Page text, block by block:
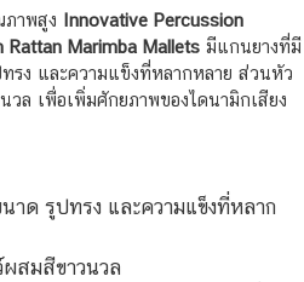
ภาพสูง Innovative Percussion
Rattan Marimba Mallets มีแกนยางที่มี
รง และความแข็งที่หลากหลาย ส่วนหัว
ล เพื่อเพิ่มศักยภาพของไดนามิกเสียง
าด รูปทรง และความแข็งที่หลาก
สมสีขาวนวล